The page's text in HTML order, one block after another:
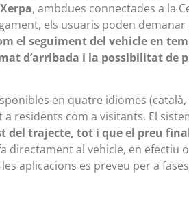
, ambdues connectades a la
els usuaris poden
el seguiment del vehicle en
d’arribada i la possibilitat de
en quatre idiomes
a residents com a visitants. El
del trajecte, tot i que el preu
directament al vehicle, en efectiu
aplicacions es preveu per a